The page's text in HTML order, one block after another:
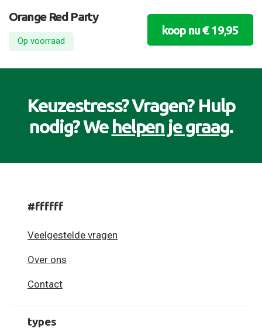
Orange Red Party
Op voorraad
koop nu € 19,95
Keuzestress? Vragen? Hulp
nodig? Wehelpen je graag.
#ffffff
Veelgestelde vragen
Over ons
Contact
types